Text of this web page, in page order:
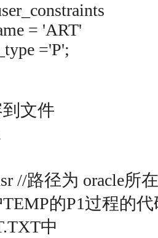
= 'ART'
='P';
文件
//路径为 oracle所
的P1过程的
中